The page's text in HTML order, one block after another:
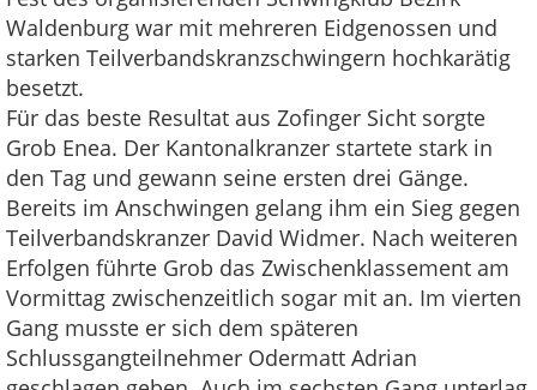
Waldenburg war mit mehreren Eidgenossen und
starken Teilverbandskranzschwingern hochkarätig
besetzt.
Für das beste Resultat aus Zofinger Sicht sorgte
Grob Enea. Der Kantonalkranzer startete stark in
den Tag und gewann seine ersten drei Gänge.
Bereits im Anschwingen gelang ihm ein Sieg gegen
Teilverbandskranzer David Widmer. Nach weiteren
Erfolgen führte Grob das Zwischenklassement am
Vormittag zwischenzeitlich sogar mit an. Im vierten
Gang musste er sich dem späteren
Schlussgangteilnehmer Odermatt Adrian